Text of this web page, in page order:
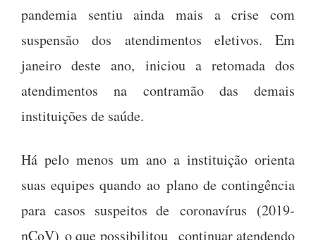
pandemia sentiu ainda mais a crise com
suspensão dos atendimentos eletivos. Em
janeiro deste ano, iniciou a retomada dos
atendimentos na contramão das demais
instituições de saúde.
Há pelo menos um ano a instituição orienta
suas equipes quando ao plano de contingência
para casos suspeitos de coronavírus (2019-
nCoV) o que possibilitou continuar atendendo